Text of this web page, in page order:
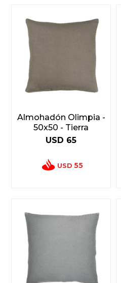
Almohadón Olimpia -
50x50 - Tierra
USD 65
USD 55